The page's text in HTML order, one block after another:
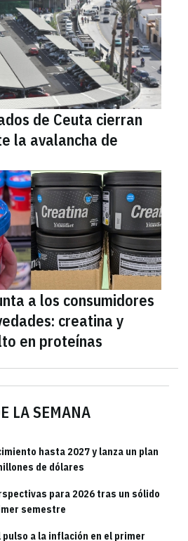
LA SEMANA
hasta 2027 y lanza un plan
de dólares
para 2026 tras un sólido
semestre
pulso a la inflación en el primer
de Ceuta cierran
la avalancha de
a los consumidores
creatina y
en proteínas